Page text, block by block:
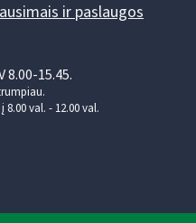
ir paslaugos
8.00-15.45.
val. - 12.00 val.